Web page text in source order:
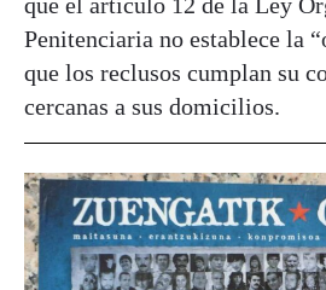
Penitenciaria no establece la
que los reclusos cumplan su
cercanas a sus domicilios.